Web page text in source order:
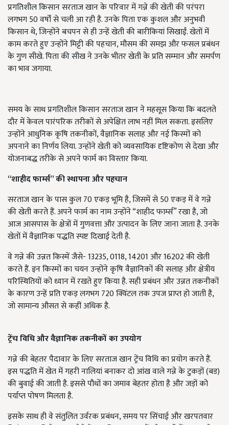
प्रगतिशील किसान सरताज खान के परिवार में गन्ने की खेती की परंपरा
लगभग 50 वर्षों से चली आ रही है. उनके पिता एक कुशल और अनुभवी
किसान थे, जिन्होंने बचपन से ही उन्हें खेती की बारीकियां सिखाईं. खेतों में
काम करते हुए उन्होंने मिट्टी की पहचान, मौसम की समझ और फसल प्रबंधन
के गुण सीखे. पिता की सीख ने उनके भीतर खेती के प्रति सम्मान और समर्पण
का भाव जगाया.
समय के साथ प्रगतिशील किसान सरताज खान ने महसूस किया कि बदलते
दौर में केवल पारंपरिक तरीकों से अपेक्षित लाभ नहीं मिल सकता. इसलिए
उन्होंने आधुनिक कृषि तकनीकों, वैज्ञानिक सलाह और नई किस्मों को
अपनाने का निर्णय लिया. उन्होंने खेती को व्यवसायिक दृष्टिकोण से देखा और
योजनाबद्ध तरीके से अपने फार्म का विस्तार किया.
“शाहीद फार्म्स” की स्थापना और पहचान
सरताज खान के पास कुल 70 एकड़ भूमि है, जिसमें से 50 एकड़ में वे गन्ने
की खेती करते हैं. अपने फार्म का नाम उन्होंने “शाहीद फार्म्स” रखा है, जो
आज आसपास के क्षेत्रों में गुणवत्ता और उत्पादन के लिए जाना जाता है. उनके
खेतों में वैज्ञानिक पद्धति स्पष्ट दिखाई देती है.
वे गन्ने की उन्नत किस्में जैसे- 13235, 0118, 14201 और 16202 की खेती
करते हैं. इन किस्मों का चयन उन्होंने कृषि वैज्ञानिकों की सलाह और क्षेत्रीय
परिस्थितियों को ध्यान में रखते हुए किया है. सही प्रबंधन और उन्नत तकनीकों
के कारण उन्हें प्रति एकड़ लगभग 720 क्विंटल तक उपज प्राप्त हो जाती है,
जो सामान्य औसत से कहीं अधिक है.
ट्रेंच विधि और वैज्ञानिक तकनीकों का उपयोग
गन्ने की बेहतर पैदावार के लिए सरताज खान ट्रेंच विधि का प्रयोग करते हैं.
इस पद्धति में खेत में गहरी नालियां बनाकर दो आंख वाले गन्ने के टुकड़ों (बड)
की बुवाई की जाती है. इससे पौधों का जमाव बेहतर होता है और जड़ों को
पर्याप्त पोषण मिलता है.
इसके साथ ही वे संतुलित उर्वरक प्रबंधन, समय पर सिंचाई और खरपतवार